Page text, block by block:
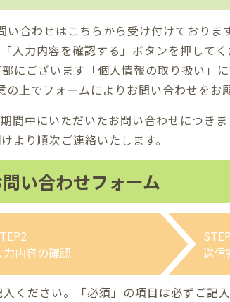
い合わせはこちらから受け付けておりま
入力内容を確認する」ボタンを押して
にございます「個人情報の取り扱い」
の上でフォームによりお問い合わせをお
間中にいただいたお問い合わせにつき
より順次ご連絡いたします。
い合わせフォーム
力内容の確認
送信
ください。「必須」の項目は必ずご記